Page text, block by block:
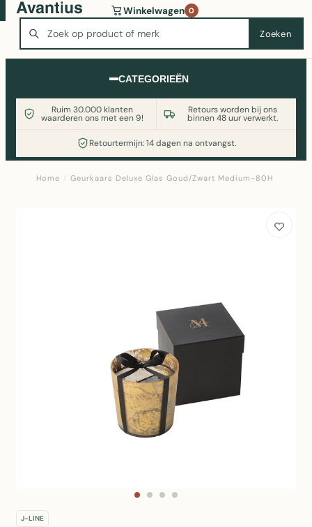
Zoeken
Winkelwagen 0
CATEGORIEËN
Ruim 30.000 klanten
waarderen ons met een 9!
Retours worden bij ons
binnen 48 uur verwerkt.
Retourtermijn: 14 dagen na ontvangst.
Wasmachine of koelkast nodig? Vergelijk alle prijzen op
Witgoedaanbod.nl
Home / Geurkaars Deluxe Glas Goud/Zwart Medium-80H
J-LINE